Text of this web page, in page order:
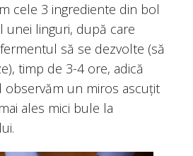
cele 3 ingrediente din bol
unei linguri, după care
să se dezvolte (să
timp de 3-4 ore, adică
observăm un miros ascuțit
ales mici bule la